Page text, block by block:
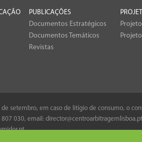
PUBLICAÇÕES
Documentos Estratégicos
Documentos Temáticos
Revistas
setembro, em caso de litígio de consumo, o
807 030, email: director@centroarbitragemlisboa.pt
.